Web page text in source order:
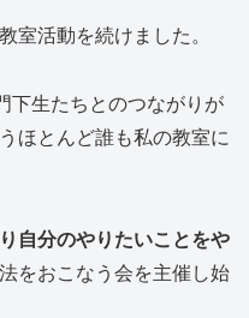
室活動を続けました。
下生たちとのつながりが
ほとんど誰も私の教室に
自分のやりたいことをや
をおこなう会を主催し始